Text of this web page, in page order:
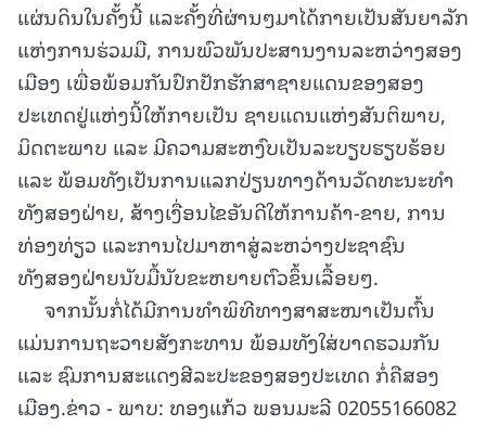
ແຜ່ນດິນໃນຄັ້ງນີ້ ແລະຄັ້ງທີ່ຜ່ານໆມາໄດ້ກາຍເປັນສັນຍາລັກ
ແຫ່ງການຮ່ວມມື, ການພົວພັນປະສານງານລະຫວ່າງສອງ
ເມືອງ ເພື່ອພ້ອມກັນປົກປັກຮັກສາຊາຍແດນຂອງສອງ
ປະເທດຢູ່ແຫ່ງນີ້ໃຫ້ກາຍເປັນ ຊາຍແດນແຫ່ງສັນຕິພາບ,
ມິດຕະພາບ ແລະ ມີຄວາມສະຫງົບເປັນລະບຽບຮຽບຮ້ອຍ
ແລະ ພ້ອມທັງເປັນການແລກປ່ຽນທາງດ້ານວັດທະນະທໍາ
ທັງສອງຝ່າຍ, ສ້າງເງື່ອນໄຂອັນດີໃຫ້ການຄ້າ-ຂາຍ, ການ
ທ່ອງທ່ຽວ ແລະການໄປມາຫາສູ່ລະຫວ່າງປະຊາຊົນ
ທັງສອງຝ່າຍນັບມື້ນັບຂະຫຍາຍຕົວຂຶ້ນເລື້ອຍໆ.
ຈາກນັ້ນກໍ່ໄດ້ມີການທໍາພິທີທາງສາສະໜາເປັນຕົ້ນ
ແມ່ນການຖະວາຍສັງກະທານ ພ້ອມທັງໃສ່ບາດຮວມກັນ
ແລະ ຊົມການສະແດງສີລະປະຂອງສອງປະເທດ ກໍ່ຄືສອງ
ເມືອງ.ຂ່າວ - ພາບ: ທອງແກ້ວ ພອນມະລີ 02055166082